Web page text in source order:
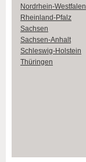
Nordrhein-Westfalen
Rheinland-Pfalz
Sachsen
Sachsen-Anhalt
Schleswig-Holstein
Thüringen